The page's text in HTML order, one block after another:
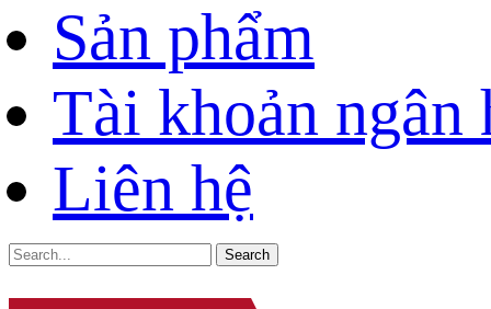
Sản phẩm
Tài khoản ngân
Liên hệ
Search